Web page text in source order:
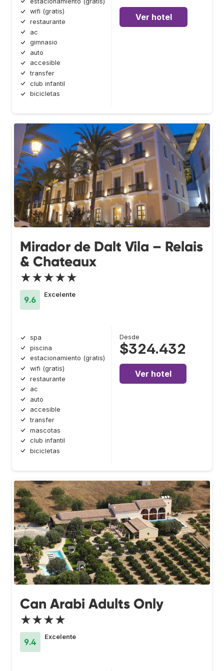
wifi (gratis)
restaurante
ac
gimnasio
auto
accesible
transfer
club infantil
bicicletas
Ver hotel
Mirador de Dalt Vila – Relais
& Chateaux
★★★★★
9.6
Excelente
spa
piscina
estacionamiento (gratis)
wifi (gratis)
restaurante
ac
auto
accesible
transfer
mascotas
club infantil
bicicletas
Desde
$324.432
Ver hotel
Can Arabi Adults Only
★★★★
9.4
Excelente